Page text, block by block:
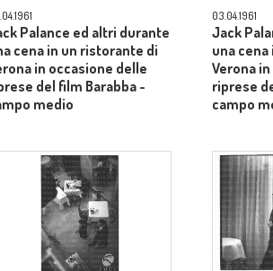
Palance ed altri durante
cena in un ristorante di
in occasione delle
del film Barabba -
medio
03.04.1961
Jack
una
Verona
riprese
campo